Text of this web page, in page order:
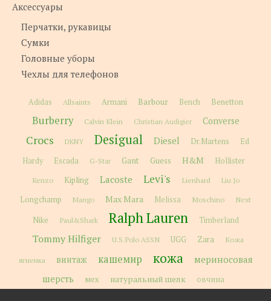
Аксессуары
Перчатки, рукавицы
Сумки
Головные уборы
Чехлы для телефонов
Adidas Allsaints Armani Barbour Bench Benetton
Burberry Calvin Klein Christian Audigier Converse
Crocs DKNY Desigual Diesel Dr.Martens
Ed
Hardy
Escada G-Star Gant Guess H&M Hollister
Kenzo Kipling Lacoste Levi's Lienhard Liu Jo
Longchamp Mango Max Mara Melissa Moschino
Next
Nike
Paul&Shark Ralph Lauren Timberland
Tommy Hilfiger U.S.Polo ASSN UGG Zara
Кожа
ягненка
винтаж кашемир кожа
мериносовая
шерсть
мех натуральный шелк овчина